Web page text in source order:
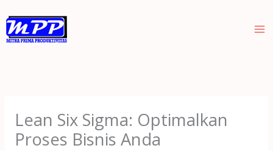
to
content
Lean Six Sigma: Optimalkan
Proses Bisnis Anda